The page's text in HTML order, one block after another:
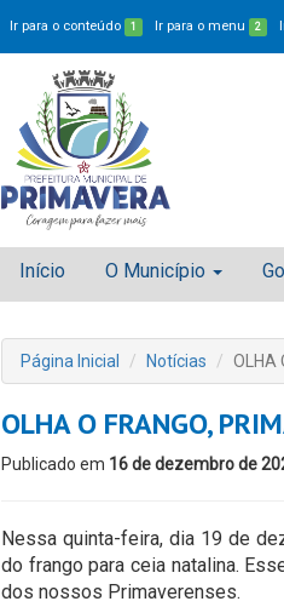
Ir para o conteúdo 1 Ir para o menu 2
Início O Município
Página Inicial Notícias OLHA
OLHA O FRANGO,
Publicado em 16 de dezembro de
Nessa quinta-feira, dia 19 de
do frango para ceia natalina.
dos nossos Primaverenses.